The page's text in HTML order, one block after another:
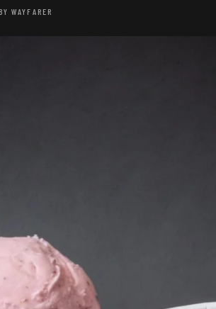
WAYFARER